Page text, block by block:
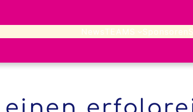
News TEAMS Sponsoren